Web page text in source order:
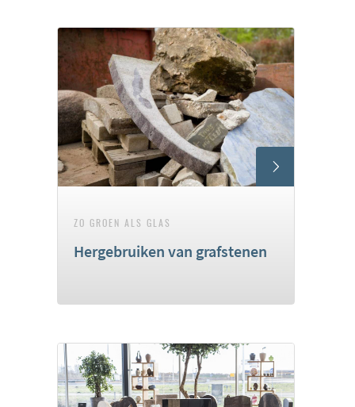
ZO GROEN ALS GLAS
Hergebruiken van grafstenen